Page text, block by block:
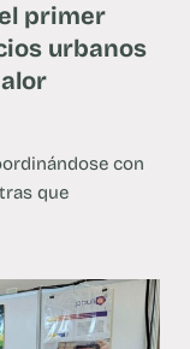
primer
urbanos
con
que